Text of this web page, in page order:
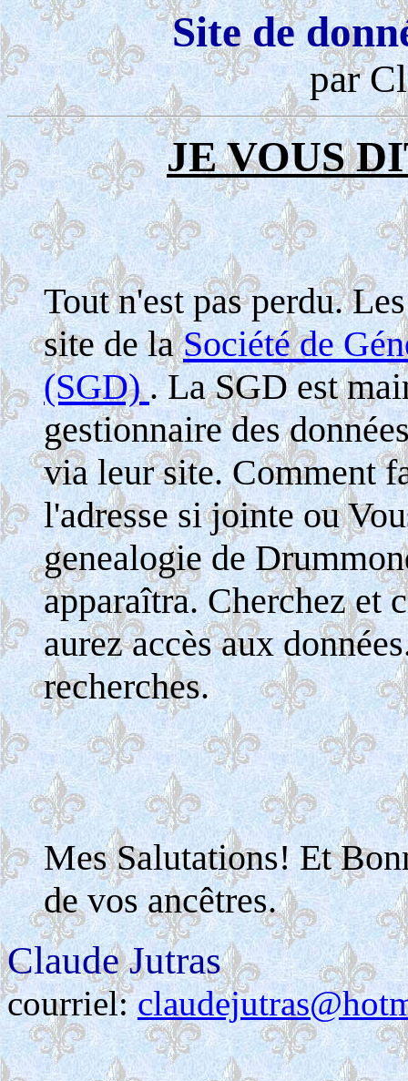
Site de
par
JE VOUS
Tout n'est pas perdu.
site de laSociété de
(SGD). La SGD est
gestionnaire des
via leur site. Comment
l'adresse si jointe ou
genealogie de
apparaîtra. Cherchez et
aurez accès aux
recherches.
Mes Salutations! Et
de vos ancêtres.
Claude Jutras
courriel: